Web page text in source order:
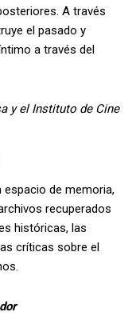
A través
el pasado y
a través del
y el Instituto de Cine
de memoria,
recuperados
históricas, las
críticas sobre el